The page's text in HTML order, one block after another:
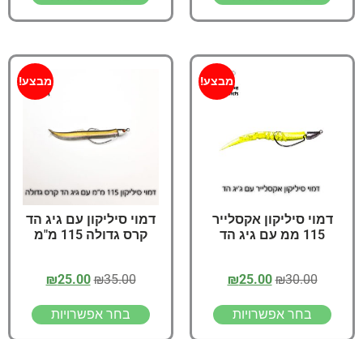
מבצע!
דמוי סיליקון אקסלייר
115 ממ עם גיג הד
₪30.00
₪25.00
בחר אפשרויות
מבצע!
דמוי סיליקון עם גיג הד
קרס גדולה 115 מ"מ
₪35.00
₪25.00
בחר אפשרויות